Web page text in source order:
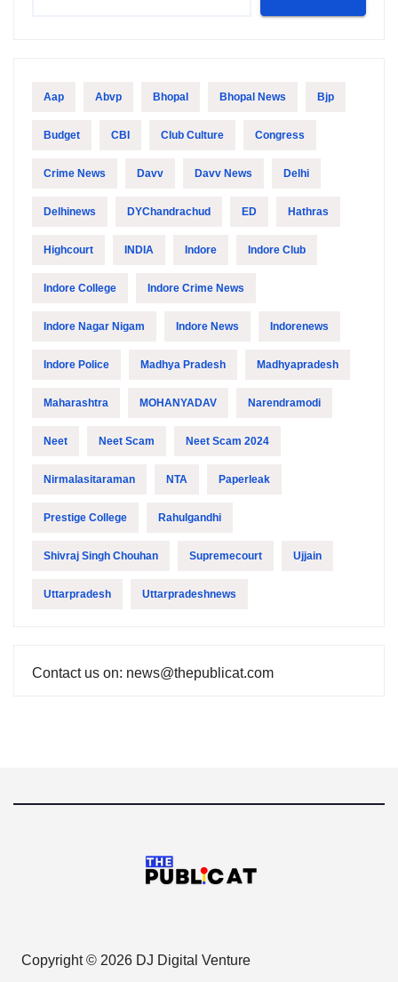
Aap Abvp Bhopal Bhopal News Bjp
Budget CBI Club Culture Congress
Crime News Davv Davv News Delhi
Delhinews DYChandrachud ED Hathras
Highcourt INDIA Indore Indore Club
Indore College Indore Crime News
Indore Nagar Nigam Indore News Indorenews
Indore Police Madhya Pradesh Madhyapradesh
Maharashtra MOHANYADAV Narendramodi
Neet Neet Scam Neet Scam 2024
Nirmalasitaraman NTA Paperleak
Prestige College Rahulgandhi
Shivraj Singh Chouhan Supremecourt Ujjain
Uttarpradesh Uttarpradeshnews
Contact us on: news@thepublicat.com
Copyright © 2026 DJ Digital Venture